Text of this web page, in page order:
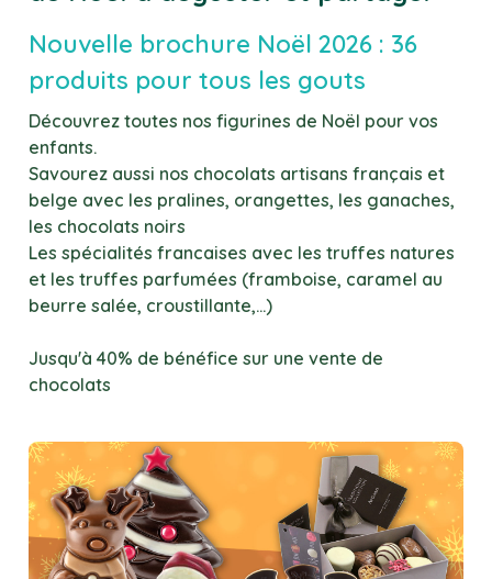
Nouvelle brochure Noël 2026 : 36
produits pour tous les gouts
Découvrez toutes nos figurines de Noël pour vos
enfants.
Savourez aussi nos chocolats artisans français et
belge avec les pralines, orangettes, les ganaches,
les chocolats noirs
Les spécialités francaises avec les truffes natures
et les truffes parfumées (framboise, caramel au
beurre salée, croustillante,...)
Jusqu'à 40% de bénéfice sur une vente de
chocolats